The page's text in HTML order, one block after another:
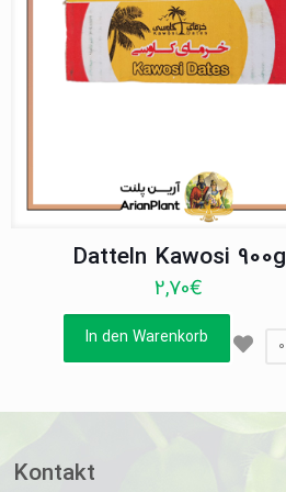
Datteln Kawosi 900g
2,70€
In den Warenkorb 0
Kontakt